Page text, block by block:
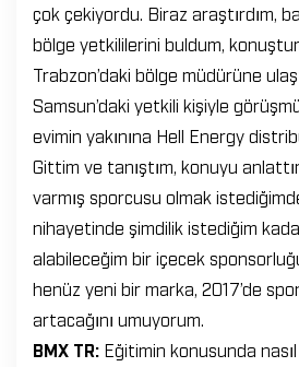
çok çekiyordu. Biraz araştırdım,
bölge yetkililerini buldum,
Trabzon’daki bölge müdürüne
Samsun’daki yetkili kişiyle
evimin yakınına Hell Energy
Gittim ve tanıştım, konuyu
varmış sporcusu olmak
nihayetinde şimdilik istediğim
alabileceğim bir içecek
henüz yeni bir marka, 2017’de
artacağını umuyorum.
BMX TR: Eğitimin konusunda